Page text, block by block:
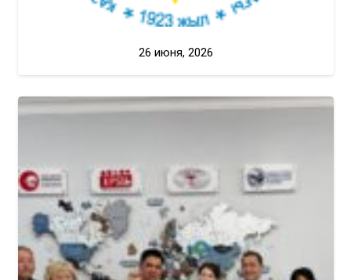
26 июня, 2026